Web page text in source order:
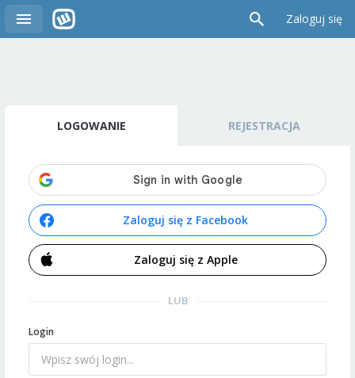
Zaloguj się
LOGOWANIE REJESTRACJA
Zaloguj się z Facebook
Zaloguj się z Apple
LUB
Login